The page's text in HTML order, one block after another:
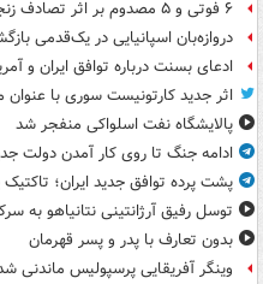
۶ فوتی و ۵ مصدوم بر اثر تصادف زنجیره‌ای
دروازه‌بان اسپانیایی در یک‌قدمی
ادعای بسنت درباره توافق ایران و
اثر جدید کارتونیست سوری با
پالایشگاه نفت اسلواکی منفجر شد
ادامه جنگ تا روی کار آمدن دولت
پشت پرده توافق جدید ایران؛ تاکتیک
توسل رفیق آرژانتینی نتانیاهو به
بدون تعارف با پدر و پسر قهرمان
وینگر آفریقایی پرسپولیس ماندنی